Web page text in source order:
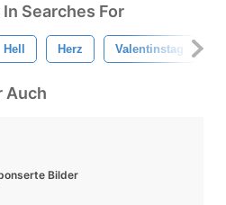
Searches For
Hell Herz Valentinstag
Auch
Bilder